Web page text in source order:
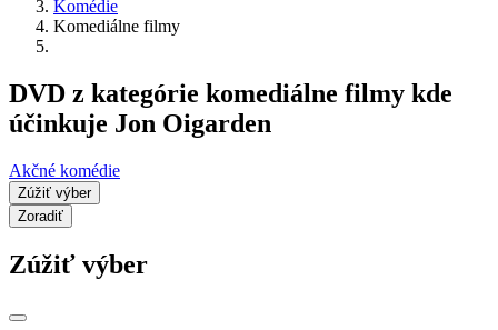
Komédie
Komediálne filmy
DVD z kategórie komediálne filmy kde
účinkuje Jon Oigarden
Akčné komédie
Zúžiť výber
Zoradiť
Zúžiť výber